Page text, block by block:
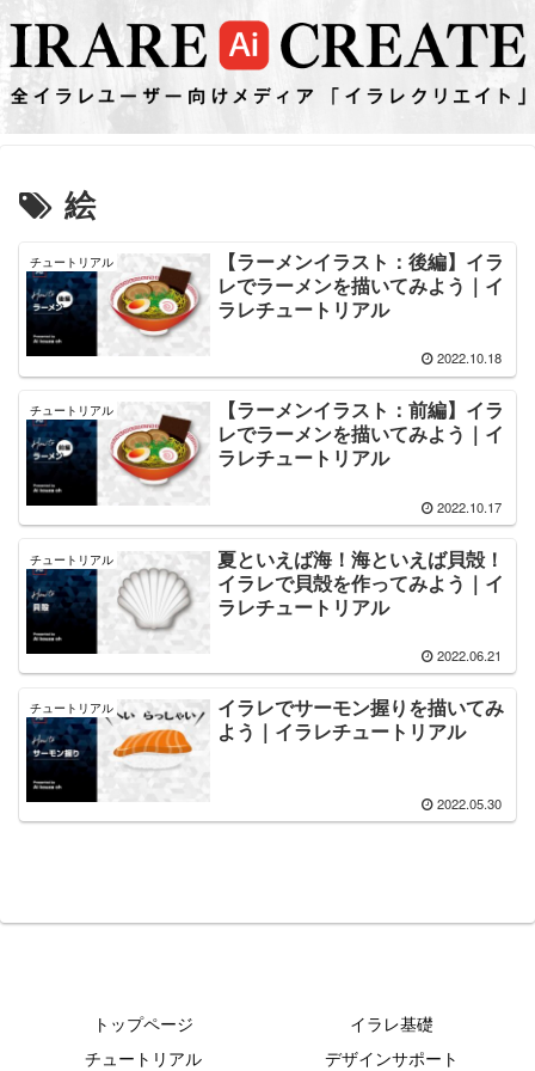
絵
チュートリアル
【ラーメンイラスト：後編】イラ
レでラーメンを描いてみよう｜イ
ラレチュートリアル
2022.10.18
チュートリアル
【ラーメンイラスト：前編】イラ
レでラーメンを描いてみよう｜イ
ラレチュートリアル
2022.10.17
チュートリアル
夏といえば海！海といえば貝殻！
イラレで貝殻を作ってみよう｜イ
ラレチュートリアル
2022.06.21
チュートリアル
イラレでサーモン握りを描いてみ
よう｜イラレチュートリアル
2022.05.30
トップページ
イラレ基礎
チュートリアル
デザインサポート